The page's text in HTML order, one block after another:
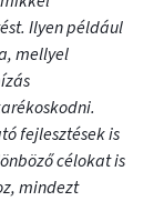
Ilyen például
mellyel
fejlesztések is
célokat is
mindezt